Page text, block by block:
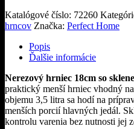
Katalógové číslo: 72260
hrncov Značka: Perfect Home
Popis
Ďalšie informácie
Nerezový hrniec 18cm so
praktický menší hrniec vhodný
objemu 3,5 litra sa hodí na
menších porcií hlavných jedál.
kontrolu varenia bez nutnosti jej